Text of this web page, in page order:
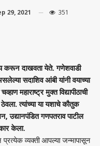
29, 2021 351
करून दाखवता येते. गणेशवाडी
सदाशिव आंबी यांनी वयाच्या
महाराष्ट्र मुक्त विद्यापीठाची
त्यांच्या या यशाचे कौतुक
उद्यानपंडित गणपतराव पाटील
केला.
प्रत्येक व्यक्ती आपल्या जन्मापासून